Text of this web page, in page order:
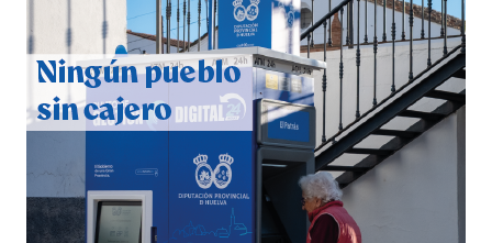
QUINTA CORRIDA DE LAS FIESTAS COLOMBINAS
2026
hace 1 semana ·Huelvatv